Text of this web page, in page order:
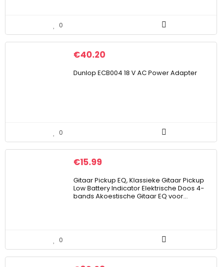
0
€40.20
Dunlop ECB004 18 V AC Power Adapter
0
€15.99
Gitaar Pickup EQ, Klassieke Gitaar Pickup
Low Battery Indicator Elektrische Doos 4-
bands Akoestische Gitaar EQ voor…
0